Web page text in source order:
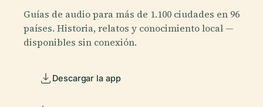
Guías de audio para más de 1.100 ciudades en 96
países. Historia, relatos y conocimiento local —
disponibles sin conexión.
Descargar la app